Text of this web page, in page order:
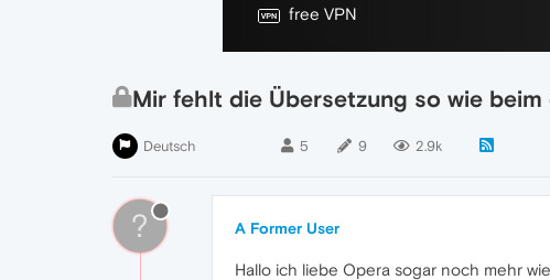
free VPN
Mir fehlt die Übersetzung so wie
Deutsch 5 9 2.9k
? A Former User
Hallo ich liebe Opera sogar noch mehr